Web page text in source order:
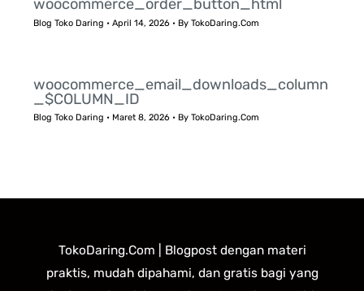
woocommerce_order_button_html
Blog Toko Daring •April 14, 2026 • ByTokoDaring.Com
woocommerce_email_downloads_column
_$COLUMN_ID
Blog Toko Daring • Maret 8, 2026 • ByTokoDaring.Com
TokoDaring.Com | Blogpost dengan materi
praktis, mudah dipahami, dan gratis bagi yang